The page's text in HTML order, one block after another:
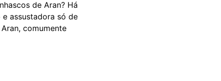
de Aran? Há
assustadora só de
comumente